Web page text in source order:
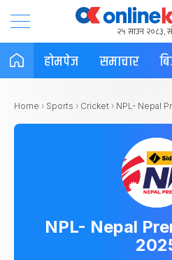
२५ साउन २०८३,
होमपेज समाचार
Home › Sports › Cricket › NPL- Nepal
NPL- Nepal